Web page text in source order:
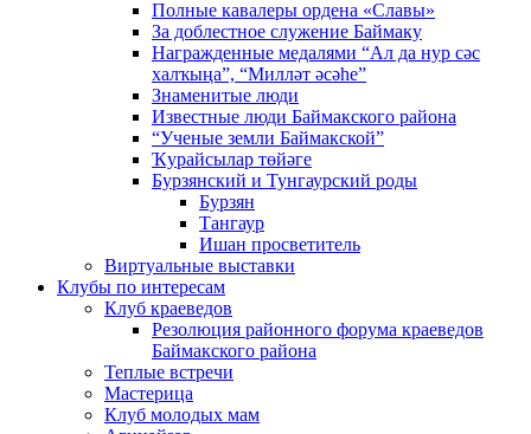
Полные кавалеры ордена «Славы»
За доблестное служение Баймаку
Награжденные медалями “Ал да нур сәс
халҡыңа”, “Милләт әсәһе”
Знаменитые люди
Известные люди Баймакского района
“Ученые земли Баймакской”
Ҡурайсылар төйәге
Бурзянский и Тунгаурский роды
Бурзян
Тангаур
Ишан просветитель
Виртуальные выставки
Клубы по интересам
Клуб краеведов
Резолюция районного форума краеведов
Баймакского района
Теплые встречи
Мастерица
Клуб молодых мам